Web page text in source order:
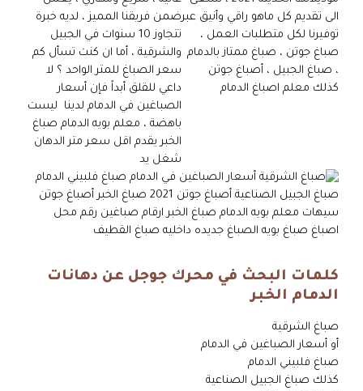
كلمات البحث في محرك جوجل عن دهانات
الدمام الخبر
صباغ الشرقية
أو أسعار الصباغين في الدمام
صباغ فلبيني الدمام
كذلك صباغ الجبيل الصناعية